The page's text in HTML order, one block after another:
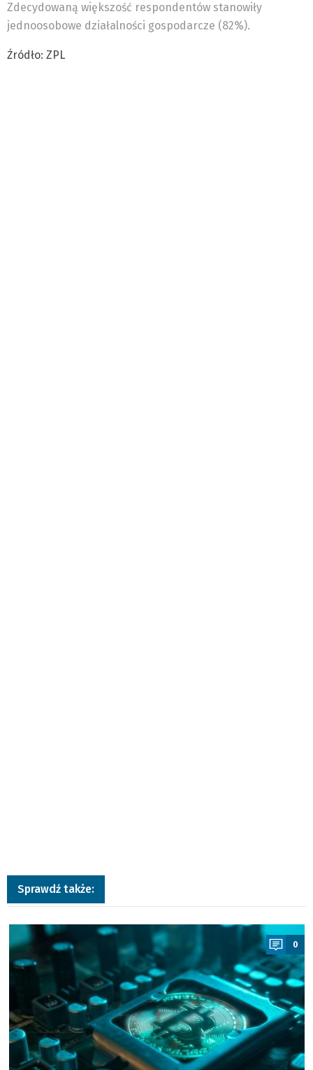
Zdecydowaną większość respondentów stanowiły
jednoosobowe działalności gospodarcze (82%).
Źródło: ZPL
Sprawdź także:
a
0